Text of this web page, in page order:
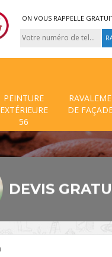
ON VOUS RAPPELLE
PEINTURE
EXTÉRIEURE
56
DE
DEVIS